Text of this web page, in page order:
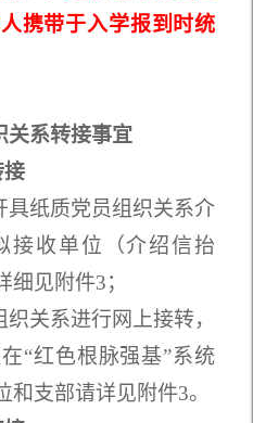
携带于入学报到时统
系转接事宜
纸质党员组织关系介
接收单位（介绍信抬
见附件3；
关系进行网上接转，
“红色根脉强基”系统
和支部请详见附件3。